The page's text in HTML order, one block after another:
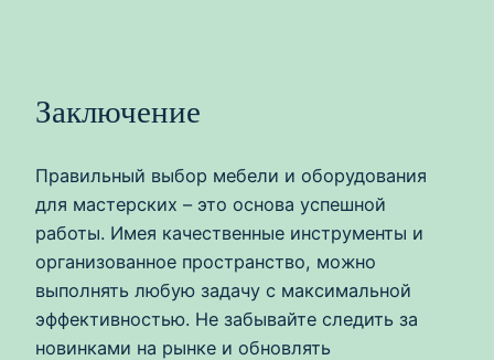
Заключение
Правильный выбор мебели и оборудования
для мастерских – это основа успешной
работы. Имея качественные инструменты и
организованное пространство, можно
выполнять любую задачу с максимальной
эффективностью. Не забывайте следить за
новинками на рынке и обновлять